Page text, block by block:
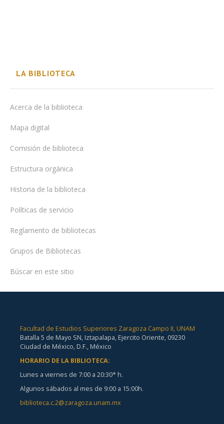
LA BIBLIOTECA
Acerca de la biblioteca
Mapa digital
Comisión de biblioteca
Estructura orgánica
Historia de la biblioteca
Políticas de servicio
Reglamento de bibliotecas
Grupos de Bibliotecas
Búscar en este sitio
Facultad de Estudios Superiores Zaragoza Campo II, UNAM
Batalla 5 de Mayo SN, Iztapalapa, Ejercito Oriente, 09230
Ciudad de México, D.F., México
HORARIO DE LA BIBLIOTECA:
Lunes a viernes de 7:00 a 20:30* h.
Algunos sábados al mes de 9:00 a 15:00h.
biblioteca.c.2@zaragoza.unam.mx